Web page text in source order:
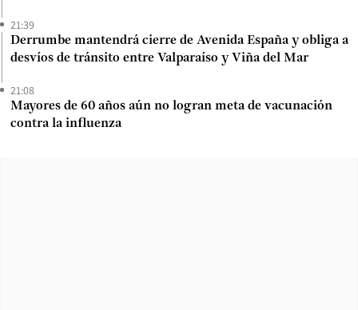
21:39
Derrumbe mantendrá cierre de Avenida España y obliga a
desvíos de tránsito entre Valparaíso y Viña del Mar
21:08
Mayores de 60 años aún no logran meta de vacunación
contra la influenza